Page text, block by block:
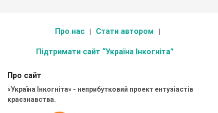
Про нас Стати автором
Підтримати сайт “Україна Інкогніта”
Про сайт
«Україна Інкогніта» - неприбутковий проект ентузіастів
краєзнавства.